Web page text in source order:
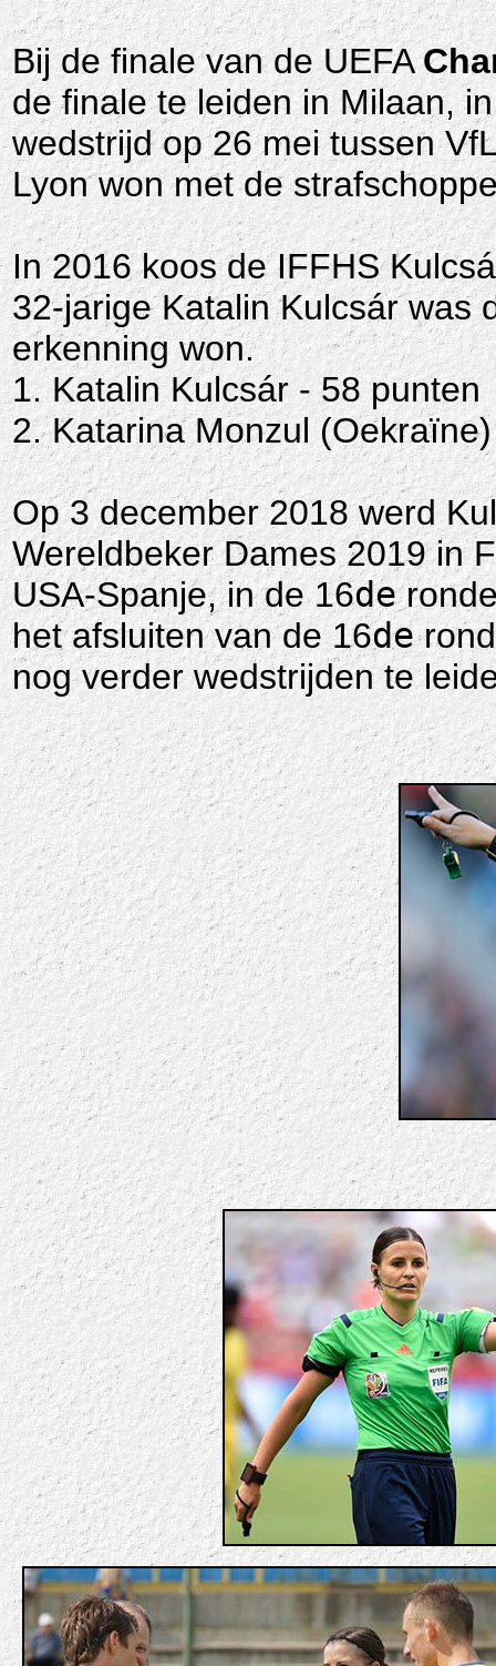
Bij de finale van de UEFA
de finale te leiden in Milaan,
wedstrijd op 26 mei tussen
Lyon won met de
In 2016 koos de IFFHS
32-jarige Katalin Kulcsár was
erkenning won.
1. Katalin Kulcsár - 58 punten
2. Katarina Monzul
Op 3 december 2018 werd
Wereldbeker Dames 2019 in
USA-Spanje, in de 16de
het afsluiten van de 16de
nog verder wedstrijden te